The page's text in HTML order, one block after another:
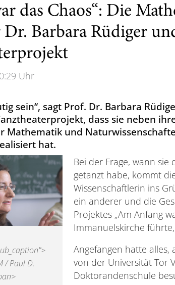
das Chaos“: Die
Dr. Barbara Rüdiger
Uhr
sein“, sagt Prof. Dr. Barbara
dass sie neben
Mathematik und
hat.
/ Paul D.
Bei der Frage, wann
getanzt habe, kommt
Wissenschaftlerin ins
ein anderer und die
Projektes „Am Anfang
Immanuelskirche
Angefangen hatte alles,
von der Universität Tor
Doktorandenschule